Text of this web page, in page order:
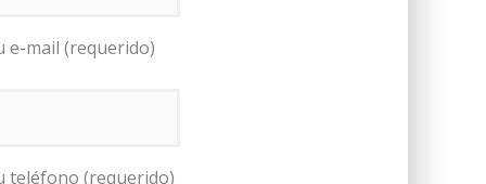
e-mail (requerido)
teléfono (requerido)